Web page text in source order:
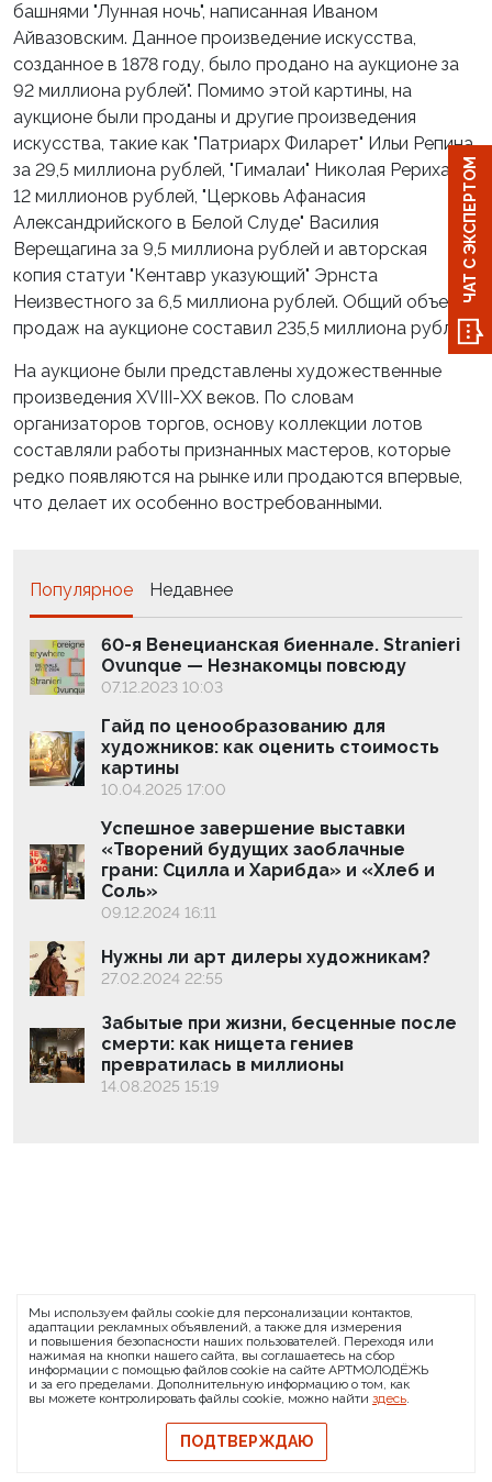
башнями "Лунная ночь", написанная Иваном
Айвазовским. Данное произведение искусства,
созданное в 1878 году, было продано на аукционе за
92 миллиона рублей". Помимо этой картины, на
аукционе были проданы и другие произведения
искусства, такие как "Патриарх Филарет" Ильи Репина
за 29,5 миллиона рублей, "Гималаи" Николая Рериха за
12 миллионов рублей, "Церковь Афанасия
Александрийского в Белой Слуде" Василия
Верещагина за 9,5 миллиона рублей и авторская
копия статуи "Кентавр указующий" Эрнста
Неизвестного за 6,5 миллиона рублей. Общий объем
продаж на аукционе составил 235,5 миллиона рублей.
На аукционе были представлены художественные
произведения XVIII-XX веков. По словам
организаторов торгов, основу коллекции лотов
составляли работы признанных мастеров, которые
редко появляются на рынке или продаются впервые,
что делает их особенно востребованными.
Популярное Недавнее
60-я Венецианская биеннале. Stranieri
Ovunque — Незнакомцы повсюду
07.12.2023 10:03
Гайд по ценообразованию для
художников: как оценить стоимость
картины
10.04.2025 17:00
Успешное завершение выставки
«Творений будущих заоблачные
грани: Сцилла и Харибда» и «Хлеб и
Соль»
09.12.2024 16:11
Нужны ли арт дилеры художникам?
27.02.2024 22:55
Забытые при жизни, бесценные после
смерти: как нищета гениев
превратилась в миллионы
14.08.2025 15:19
О проекте FAQ
Банковские реквизиты
Сообщить о баге
© 2026 АРТМОЛОДЁЖЬ
Политика конфиденциальности
Политика обмена и возврата
Свидетельство на товарный знак
Публичная оферта
ЧАТ С ЭКСПЕРТОМ
Мы используем файлы cookie для персонализации контактов,
адаптации рекламных объявлений, а также для измерения
и повышения безопасности наших пользователей. Переходя или
нажимая на кнопки нашего сайта, вы соглашаетесь на сбор
информации с помощью файлов cookie на сайте АРТМОЛОДЁЖЬ
и за его пределами. Дополнительную информацию о том, как
вы можете контролировать файлы cookie, можно найти здесь.
ПОДТВЕРЖДАЮ